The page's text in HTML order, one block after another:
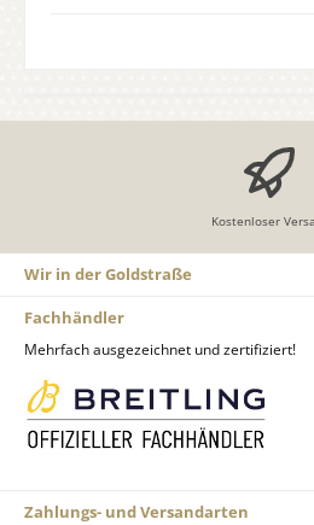
Kostenloser
Wir in der Goldstraße
Fachhändler
Mehrfach ausgezeichnet und zertifiziert!
Zahlungs- und Versandarten